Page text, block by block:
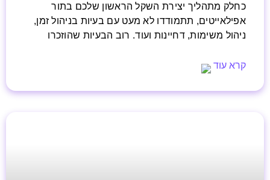
כחלק מתהליך יצירת השקל הראשון שלכם בתור
אפילאייטים, תתמודדו לא מעט עם בעיות בניהול זמן,
ניהול משימות, דחיינות ועוד. רוב הבעיות שהוזכרו
קרא עוד